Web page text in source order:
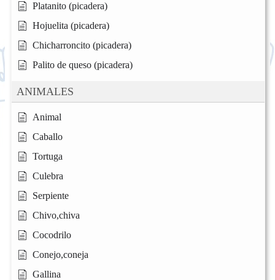
Platanito (picadera)
Hojuelita (picadera)
Chicharroncito (picadera)
Palito de queso (picadera)
ANIMALES
Animal
Caballo
Tortuga
Culebra
Serpiente
Chivo,chiva
Cocodrilo
Conejo,coneja
Gallina